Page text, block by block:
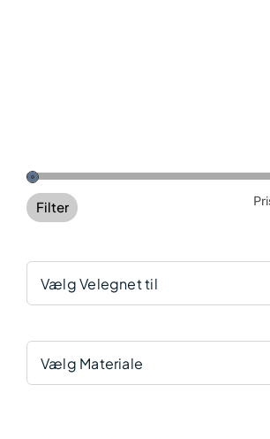
Filter
Vælg Velegnet til
Vælg Materiale